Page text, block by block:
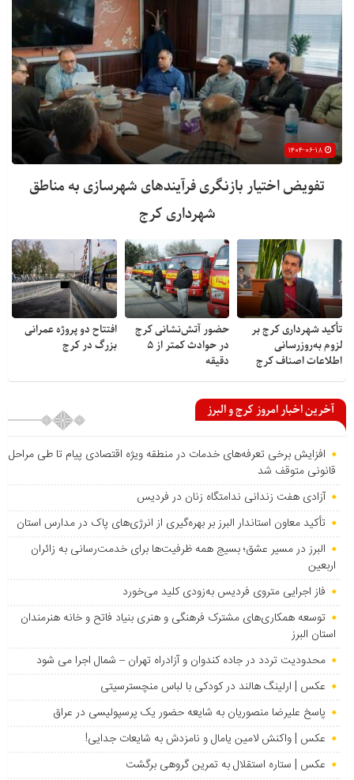
تفویض اختیار بازنگری فرآیندهای شهرسازی به مناطق
شهرداری کرج
تأکید شهرداری کرج بر
لزوم به‌روزرسانی
اطلاعات اصناف کرج
حضور آتش‌نشانی کرج
در حوادث کمتر از ۵
دقیقه
افتتاح دو پروژه عمرانی
بزرگ در کرج
آخرین اخبار امروز کرج و البرز
افزایش برخی تعرفه‌های خدمات در منطقه ویژه اقتصادی پیام تا طی مراحل
قانونی متوقف شد
آزادی هفت زندانی ندامتگاه زنان در فردیس
تأکید معاون استاندار البرز بر بهره‌گیری از انرژی‌های پاک در مدارس استان
البرز در مسیر عشق؛ بسیج همه ظرفیت‌ها برای خدمت‌رسانی به زائران
اربعین
فاز اجرایی متروی فردیس به‌زودی کلید می‌خورد
توسعه همکاری‌های مشترک فرهنگی و هنری بنیاد فاتح و خانه هنرمندان
استان البرز
محدودیت تردد در جاده کندوان و آزادراه تهران – شمال اجرا می شود
عکس | ارلینگ هالند در کودکی با لباس منچسترسیتی
پاسخ علیرضا منصوریان به شایعه حضور یک پرسپولیسی در عراق
عکس | واکنش لامین یامال و نامزدش به شایعات جدایی!
عکس | ستاره استقلال به تمرین گروهی برگشت